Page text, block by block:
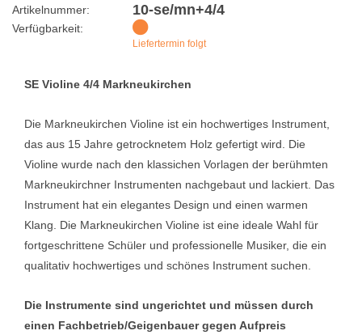
Artikelnummer: 10-se/mn+4/4
Verfügbarkeit:
Liefertermin folgt
SE Violine 4/4 Markneukirchen
Die Markneukirchen Violine ist ein hochwertiges Instrument,
das aus 15 Jahre getrocknetem Holz gefertigt wird. Die
Violine wurde nach den klassichen Vorlagen der berühmten
Markneukirchner Instrumenten nachgebaut und lackiert. Das
Instrument hat ein elegantes Design und einen warmen
Klang. Die Markneukirchen Violine ist eine ideale Wahl für
fortgeschrittene Schüler und professionelle Musiker, die ein
qualitativ hochwertiges und schönes Instrument suchen.
Die Instrumente sind ungerichtet und müssen durch
einen Fachbetrieb/Geigenbauer gegen Aufpreis